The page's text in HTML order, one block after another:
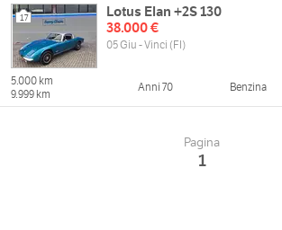
17
Lotus Elan +2S 130
38.000 €
05 Giu - Vinci (FI)
5.000 km
9.999 km
Anni 70 Benzina
Pagina
1